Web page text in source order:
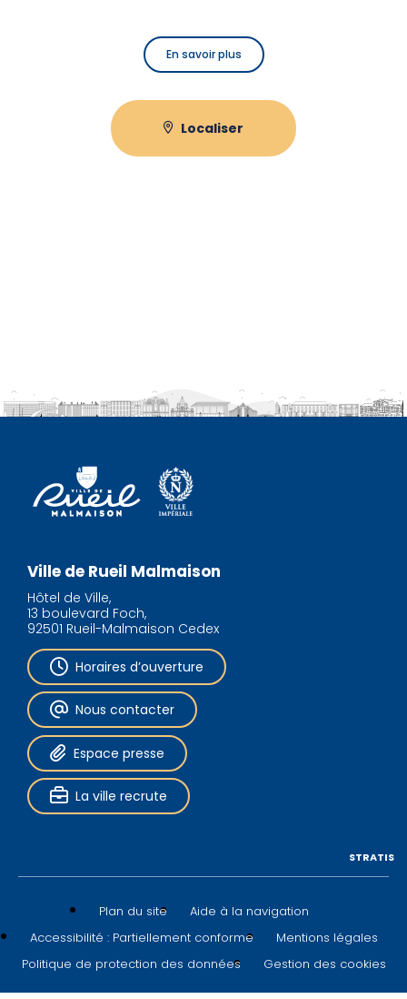
En savoir plus
Localiser
Ville de Rueil Malmaison
Hôtel de Ville,
13 boulevard Foch,
92501 Rueil-Malmaison Cedex
Horaires d’ouverture
Nous contacter
Espace presse
La ville recrute
Plan du site
Aide à la navigation
Accessibilité : Partiellement conforme
Mentions légales
Politique de protection des données
Gestion des cookies
STRATIS